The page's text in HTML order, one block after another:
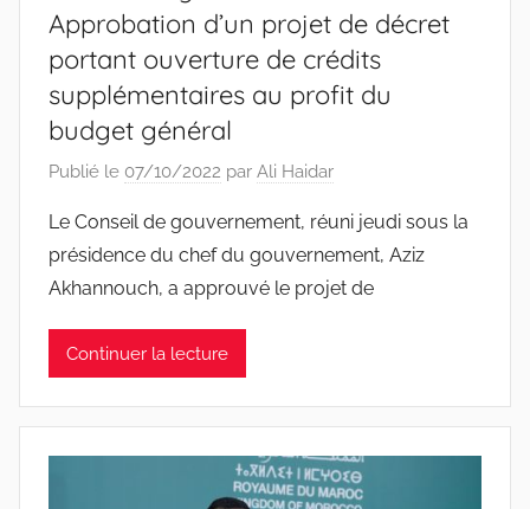
Approbation d’un projet de décret
portant ouverture de crédits
supplémentaires au profit du
budget général
Publié le 07/10/2022 par Ali Haidar
Le Conseil de gouvernement, réuni jeudi sous la
présidence du chef du gouvernement, Aziz
Akhannouch, a approuvé le projet de
Continuer la lecture